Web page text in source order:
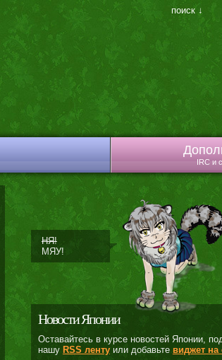
IRC и
поиск ↓
НЯ!
МЯУ!
Новости Японии
Оставайтесь в курсе новостей Японии,
нашу RSS лентуили добавьте виджет на